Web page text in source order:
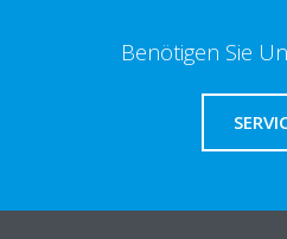
Benötigen Sie